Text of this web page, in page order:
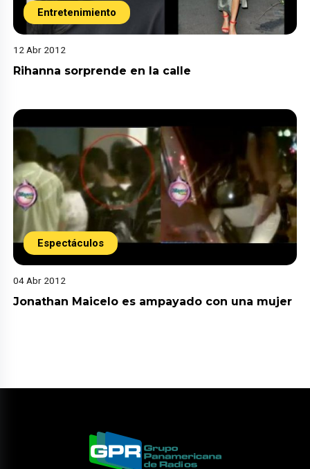
Entretenimiento
12 Abr 2012
Rihanna sorprende en la calle
Espectáculos
04 Abr 2012
Jonathan Maicelo es ampayado con una mujer